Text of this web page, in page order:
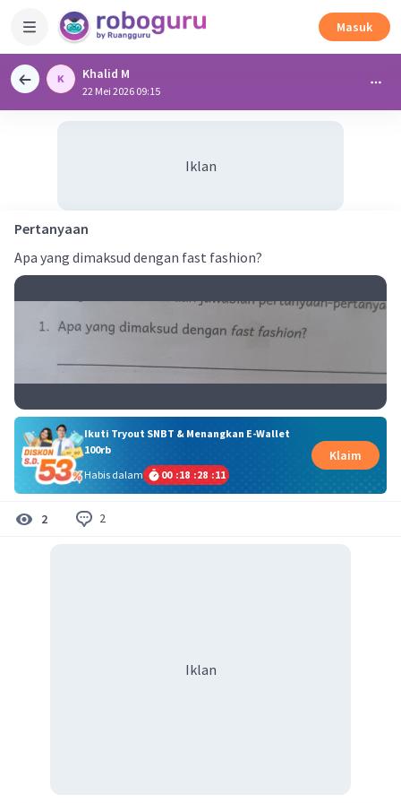
Masuk
Khalid M
22 Mei 2026 09:15
Iklan
Pertanyaan
Apa yang dimaksud dengan fast fashion?
Ikuti Tryout SNBT & Menangkan E-Wallet
100rb
Habis dalam
00 :18 :28 :11
Klaim
2 2
Iklan